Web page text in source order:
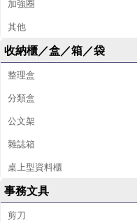
加強圈
其他
收納櫃／盒／箱／袋
整理盒
分類盒
公文架
雜誌箱
桌上型資料櫃
事務文具
剪刀